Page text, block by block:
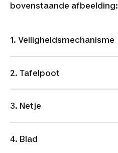
bovenstaande afbeelding:
1. Veiligheidsmechanisme
2. Tafelpoot
3. Netje
4. Blad